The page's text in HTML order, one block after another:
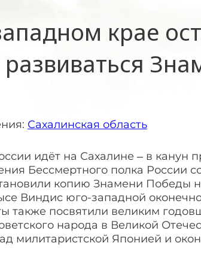
крае
развиваться
Сахалинская область
идёт на Сахалине – в канун
Бессмертного полка России
копию Знамени Победы
Виндис юго-западной
также посвятили великим
народа в Великой
милитаристской Японией и